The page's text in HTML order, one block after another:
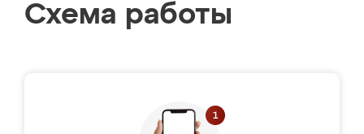
Схема работы